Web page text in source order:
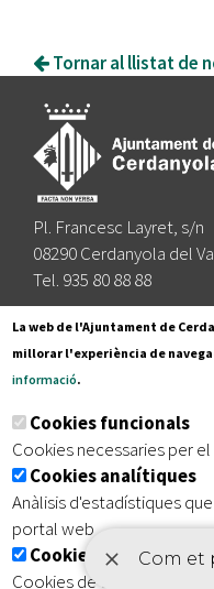
Tornar al llistat de
Pl. Francesc Layret, s/n
08290 Cerdanyola del
Tel. 935 80 88 88
Segueix-nos a:
Subscriu-te al
Inici | Avís legal |
| Accessibilitat
La web de l'Ajuntament de
millorar l'experiència de
informació.
Cookies funcionals
Cookies necessaries per
Cookies analítiques
Anàlisis d'estadístiques
portal web
Cookies publicitàries
Cookies de tercers amb